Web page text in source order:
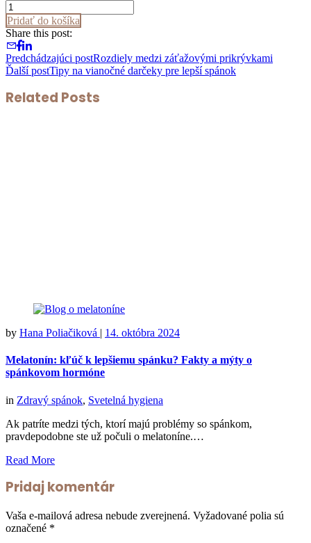
Pridať do košíka
Share this post:
Predchádzajúci postRozdiely medzi záťažovými prikrývkami
Ďalší postTipy na vianočné darčeky pre lepší spánok
Related Posts
by Hana Poliačiková | 14. októbra 2024
Melatonín: kľúč k lepšiemu spánku? Fakty a mýty o
spánkovom hormóne
in Zdravý spánok, Svetelná hygiena
Ak patríte medzi tých, ktorí majú problémy so spánkom,
pravdepodobne ste už počuli o melatoníne.…
Read More
Pridaj komentár
Vaša e-mailová adresa nebude zverejnená. Vyžadované polia sú
označené *